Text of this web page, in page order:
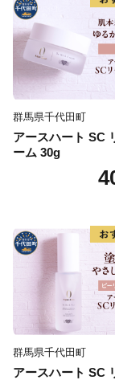
群馬県千代田町
アースハート SC
ーム 30g
群馬県千代田町
アースハート SC